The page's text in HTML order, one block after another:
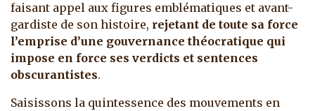
faisant appel aux figures emblématiques et avant-
gardiste de son histoire, rejetant de toute sa force
l’emprise d’une gouvernance théocratique qui
impose en force ses verdicts et sentences
obscurantistes.
Saisissons la quintessence des mouvements en